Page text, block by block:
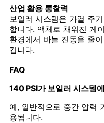
산업 활용 통찰력
보일러 시스템은 가열 주
합니다. 액체로 채워진 게
환경에서 바늘 진동을 줄
킵니다.
FAQ
140 PSI가 보일러 시스템
예, 일반적으로 중간 압력
용됩니다.